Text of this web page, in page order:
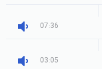
07:36
03:05